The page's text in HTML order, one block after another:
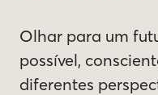
Olhar para um
possível,
diferentes